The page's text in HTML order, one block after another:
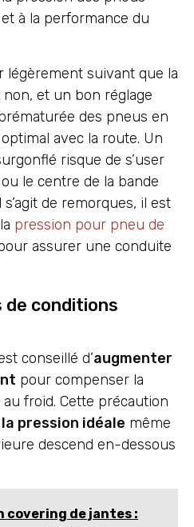
à la performance du
légèrement suivant que la
et un bon réglage
des pneus en
avec la route. Un
risque de s’user
le centre de la bande
de remorques, il est
pression pour pneu de
assurer une conduite
de conditions
conseillé d’augmenter
pour compenser la
froid. Cette précaution
pression idéale même
descend en-dessous
covering de jantes :